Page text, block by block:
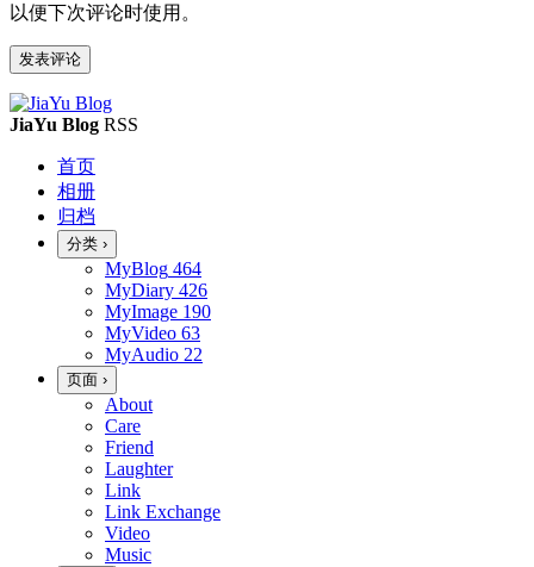
以便下次评论时使用。
JiaYu Blog RSS
首页
相册
归档
分类 ›
MyBlog 464
MyDiary 426
MyImage 190
MyVideo 63
MyAudio 22
页面 ›
About
Care
Friend
Laughter
Link
Link Exchange
Video
Music